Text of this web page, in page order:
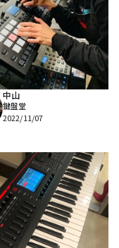
中山
鍵盤堂
2022/11/07